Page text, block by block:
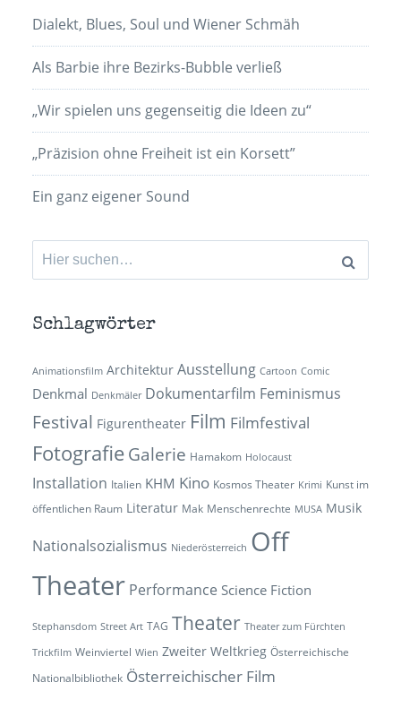
Dialekt, Blues, Soul und Wiener Schmäh
Als Barbie ihre Bezirks-Bubble verließ
„Wir spielen uns gegenseitig die Ideen zu“
„Präzision ohne Freiheit ist ein Korsett”
Ein ganz eigener Sound
Suchen
nach:
Schlagwörter
Animationsfilm Architektur Ausstellung Cartoon Comic
Denkmal Denkmäler Dokumentarfilm Feminismus
Festival Figurentheater Film Filmfestival
Fotografie Galerie Hamakom Holocaust
Installation Italien KHM Kino Kosmos Theater Krimi Kunst im
öffentlichen Raum Literatur Mak Menschenrechte MUSA Musik
Nationalsozialismus Niederösterreich Off
Theater Performance Science Fiction
Stephansdom Street Art TAG Theater Theater zum Fürchten
Trickfilm Weinviertel Wien Zweiter Weltkrieg Österreichische
Nationalbibliothek Österreichischer Film